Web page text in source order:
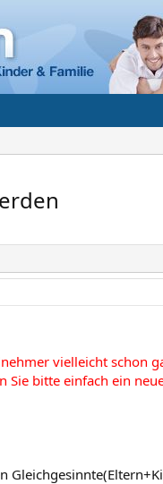
vielleicht schon
Sie bitte einfach ein